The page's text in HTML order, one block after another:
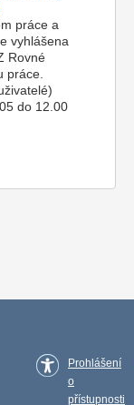
práce a
vyhlášena
Rovné
práce.
do 12.00
Prohlášení
o
přístupnosti